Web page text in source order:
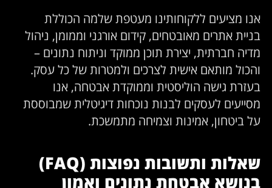
מציעים ללקוחותינו מעטפת שלמה הכוללת
אתרים מאובטחים, קידום אורגני וממומן, ניהול
חברתית, יצירת תוכן ממוקד וניתוח נתונים –
מותאם אישית לצרכים ולמטרות של כל עסק.
גישה הוליסטית וממוקדת אבטחה, אנו
לעסקים לבנות נוכחות דיגיטלית שמבוססת
ביטחון, אמינות וצמיחה מתמשכת.
שאלות ותשובות נפוצות (FAQ)
אבטחת נתונים ואמון